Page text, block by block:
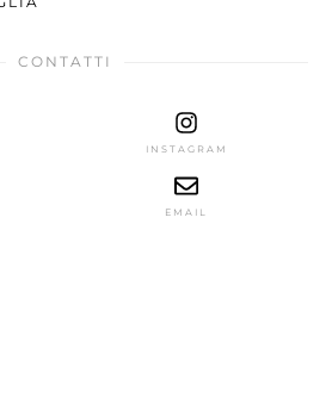
CONTATTI
INSTAGRAM
EMAIL